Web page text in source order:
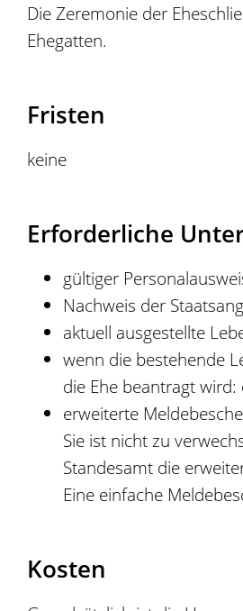
Die Zeremonie der
Ehegatten.
Fristen
keine
Erforderliche
gültiger
Nachweis der
aktuell ausgestellte
wenn die bestehende
die Ehe beantragt
erweiterte
Sie ist nicht zu
Standesamt die
Eine einfache
Kosten